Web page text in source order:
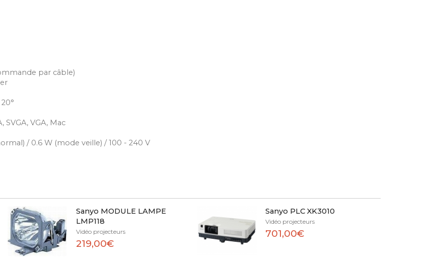
par câble)
SVGA, VGA, Mac
/ 0.6 W (mode veille) / 100 - 240 V
Sanyo MODULE LAMPE
LMP118
Vidéo projecteurs
219,00€
Sanyo PLC XK3010
Vidéo projecteurs
701,00€